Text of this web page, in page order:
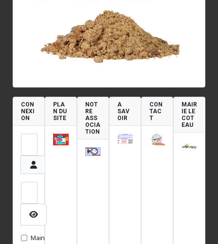
CON
NEXI
ON
Identifiant
Mot de passe
Afficher le mot de passe
Maintenir
PLA
N DU
SITE
NOT
RE
ASS
OCIA
TION
A
SAV
OIR
CON
TAC
T
MAIR
IE LE
COT
EAU